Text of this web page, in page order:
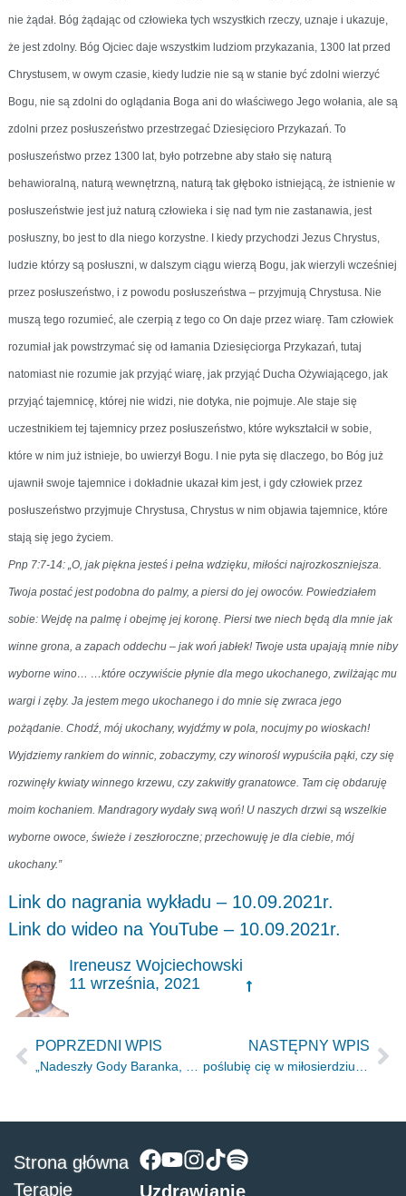
nie żądał. Bóg żądając od człowieka tych wszystkich rzeczy, uznaje i ukazuje,
że jest zdolny. Bóg Ojciec daje wszystkim ludziom przykazania, 1300 lat przed
Chrystusem, w owym czasie, kiedy ludzie nie są w stanie być zdolni wierzyć
Bogu, nie są zdolni do oglądania Boga ani do właściwego Jego wołania, ale są
zdolni przez posłuszeństwo przestrzegać Dziesięcioro Przykazań. To
posłuszeństwo przez 1300 lat, było potrzebne aby stało się naturą
behawioralną, naturą wewnętrzną, naturą tak głęboko istniejącą, że istnienie w
posłuszeństwie jest już naturą człowieka i się nad tym nie zastanawia, jest
posłuszny, bo jest to dla niego korzystne. I kiedy przychodzi Jezus Chrystus,
ludzie którzy są posłuszni, w dalszym ciągu wierzą Bogu, jak wierzyli wcześniej
przez posłuszeństwo, i z powodu posłuszeństwa – przyjmują Chrystusa. Nie
muszą tego rozumieć, ale czerpią z tego co On daje przez wiarę. Tam człowiek
rozumiał jak powstrzymać się od łamania Dziesięciorga Przykazań, tutaj
natomiast nie rozumie jak przyjąć wiarę, jak przyjąć Ducha Ożywiającego, jak
przyjąć tajemnicę, której nie widzi, nie dotyka, nie pojmuje. Ale staje się
uczestnikiem tej tajemnicy przez posłuszeństwo, które wykształcił w sobie,
które w nim już istnieje, bo uwierzył Bogu. I nie pyta się dlaczego, bo Bóg już
ujawnił swoje tajemnice i dokładnie ukazał kim jest, i gdy człowiek przez
posłuszeństwo przyjmuje Chrystusa, Chrystus w nim objawia tajemnice, które
stają się jego życiem.
Pnp 7:7-14: „O, jak piękna jesteś i pełna wdzięku, miłości najrozkoszniejsza.
Twoja postać jest podobna do palmy, a piersi do jej owoców. Powiedziałem
sobie: Wejdę na palmę i obejmę jej koronę. Piersi twe niech będą dla mnie jak
winne grona, a zapach oddechu – jak woń jabłek! Twoje usta upajają mnie niby
wyborne wino… …które oczywiście płynie dla mego ukochanego, zwilżając mu
wargi i zęby. Ja jestem mego ukochanego i do mnie się zwraca jego
pożądanie. Chodź, mój ukochany, wyjdźmy w pola, nocujmy po wioskach!
Wyjdziemy rankiem do winnic, zobaczymy, czy winorośl wypuściła pąki, czy się
rozwinęły kwiaty winnego krzewu, czy zakwitły granatowce. Tam cię obdaruję
moim kochaniem. Mandragory wydały swą woń! U naszych drzwi są wszelkie
wyborne owoce, świeże i zeszłoroczne; przechowuję je dla ciebie, mój
ukochany.”
Link do nagrania wykładu – 10.09.2021r.
Link do wideo na YouTube – 10.09.2021r.
Ireneusz Wojciechowski
11 września, 2021
POPRZEDNI WPIS NASTĘPNY WPIS
Uzdrawianie
Strona główna
Terapie